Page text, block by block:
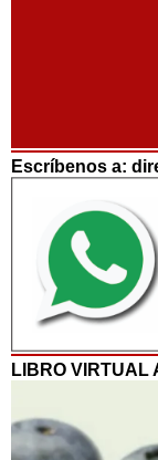
Escríbenos a:
LIBRO VIRTUAL